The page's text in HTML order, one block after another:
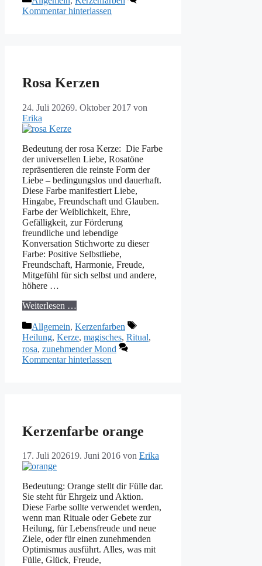
Kommentar hinterlassen
Rosa Kerzen
24. Juli 20269. Oktober 2017 von
Erika
Bedeutung der rosa Kerze: Die Farbe
der universellen Liebe, Rosatöne
repräsentieren die reinste Form der
Liebe – bedingungslos und dauerhaft.
Diese Farbe manifestiert Liebe,
Hingabe, Freundschaft und Glauben.
Farbe der Weiblichkeit, Ehre,
Gefälligkeit, zur Förderung
freundliche und lebendige
Konversation Stichworte zu dieser
Farbe: Positive Selbstliebe,
Freundschaft, Harmonie, Freude,
Mitgefühl für sich selbst und andere,
höhere …
Weiterlesen …
Kategorien
Allgemein, Kerzenfarben
Schlagwörter
Heilung, Kerze, magisches, Ritual,
rosa, zunehmender Mond
Kommentar hinterlassen
Kerzenfarbe orange
17. Juli 202619. Juni 2016 von Erika
Bedeutung: Orange stellt dir Fülle dar.
Sie steht für Ehrgeiz und Aktion.
Diese Farbe sollte verwendet werden,
wenn man Rituale oder Gebete zur
Heilung, für Lebensfreude und neue
Ziele, oder für einen zunehmenden
Optimismus ausführt. Alles, was mit
Fülle, Glück, Freude,